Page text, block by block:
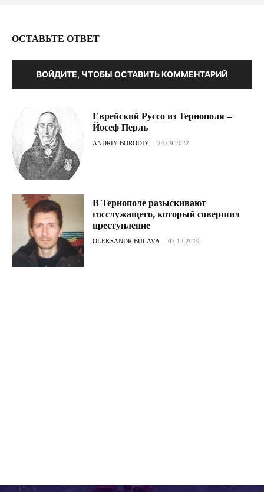
ОСТАВЬТЕ ОТВЕТ
ВОЙДИТЕ, ЧТОБЫ ОСТАВИТЬ КОММЕНТАРИЙ
Еврейский Руссо из Тернополя –
Йосеф Перль
ANDRIY BORODIY - 24.09.2022
В Тернополе разыскивают
госслужащего, который совершил
преступление
OLEKSANDR BULAVA - 07.12.2019